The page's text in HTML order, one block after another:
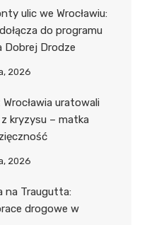
ulic we Wrocławiu:
do programu
Dobrej Drodze
2026
uratowali
kryzysu – matka
2026
na Traugutta:
drogowe w